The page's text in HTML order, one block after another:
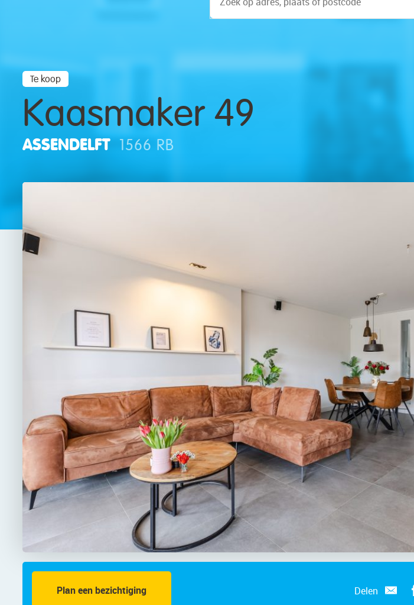
Te koop
Kaasmaker 49
ASSENDELFT 1566 RB
49, 1566 RB – Foto
Plan een bezichtiging Delen